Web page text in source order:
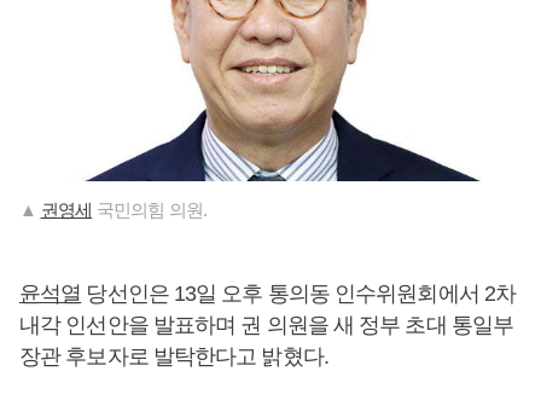
▲ 권영세 국민의힘 의원.
윤석열 당선인은 13일 오후 통의동 인수위원회에서 2차
내각 인선안을 발표하며 권 의원을 새 정부 초대 통일부
장관 후보자로 발탁한다고 밝혔다.